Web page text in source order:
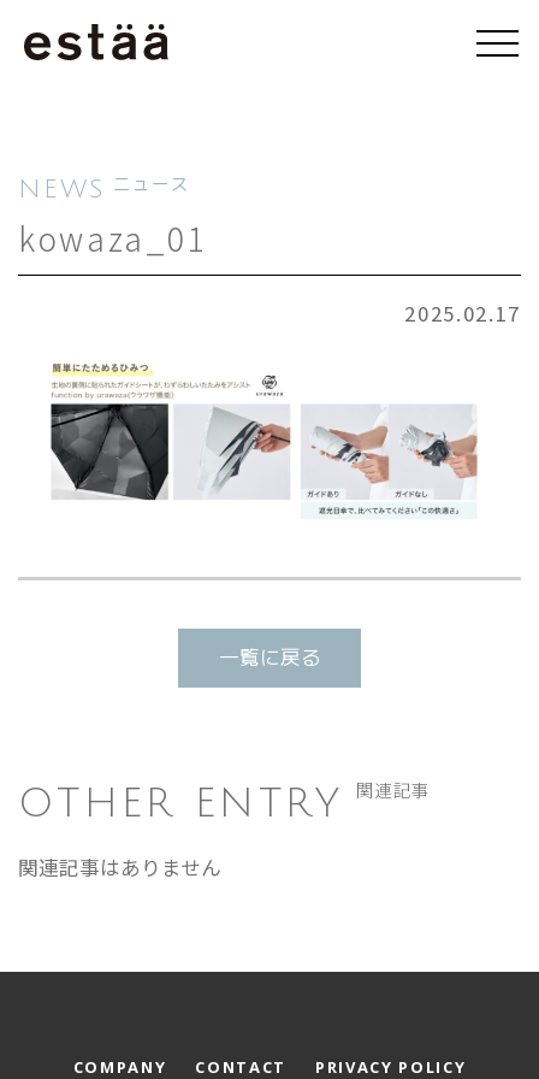
NEWS ニュース
kowaza_01
2025.02.17
一覧に戻る
OTHER ENTRY 関連記事
関連記事はありません
COMPANY CONTACT PRIVACY POLICY